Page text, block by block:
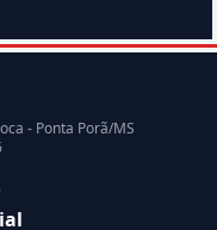
- Ponta Porã/MS